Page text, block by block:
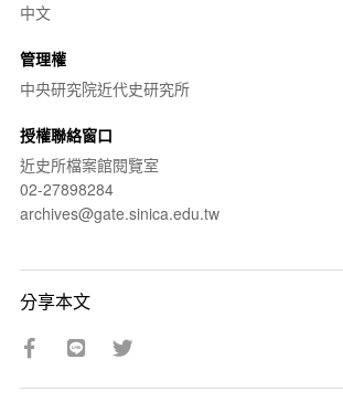
中文
管理權
中央研究院近代史研究所
授權聯絡窗口
近史所檔案館閱覽室
02-27898284
archives@gate.sinica.edu.tw
分享本文